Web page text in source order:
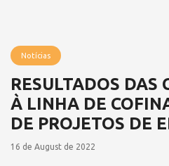
Notícias
RESULTADOS DAS
À LINHA DE
DE PROJETOS DE
16 de August de 2022